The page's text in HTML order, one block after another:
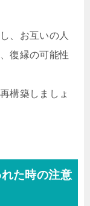
、お互いの人
復縁の可能性
構築しましょ
た時の注意